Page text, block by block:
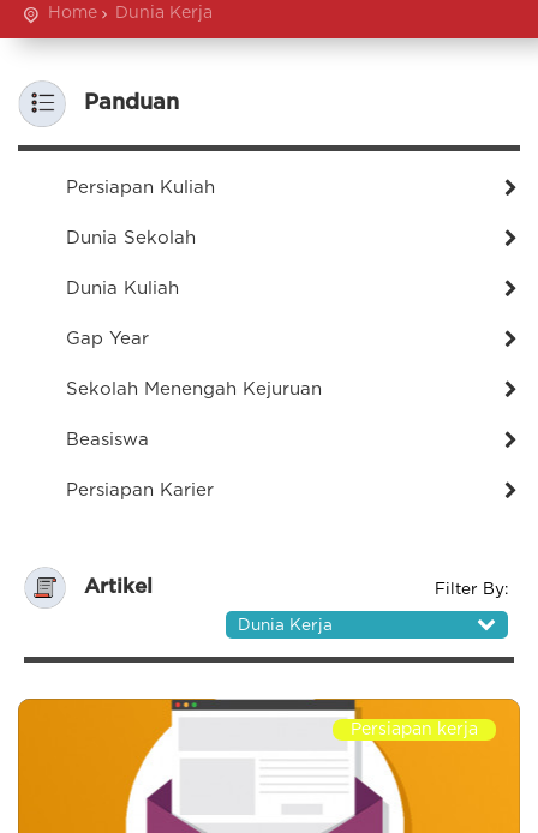
Home Dunia Kerja
Panduan
Persiapan Kuliah
Dunia Sekolah
Dunia Kuliah
Gap Year
Sekolah Menengah Kejuruan
Beasiswa
Persiapan Karier
Artikel Filter By:
Dunia Kerja
Persiapan kerja